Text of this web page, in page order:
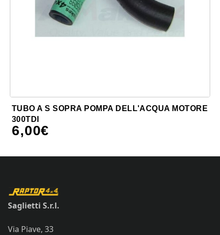
TUBO A S SOPRA POMPA DELL'ACQUA MOTORE
300TDI
6,00€
Saglietti S.r.l.
Via Piave, 33